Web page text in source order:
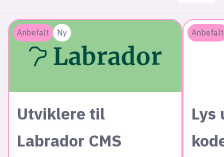
Anbefalt Ny
Utviklere til
Labrador CMS
Anbefalt
Lys